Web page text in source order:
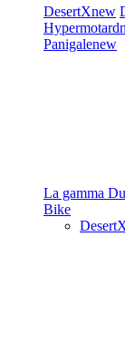
DesertXnew
Hypermotard
Panigalenew
La gamma
Bike